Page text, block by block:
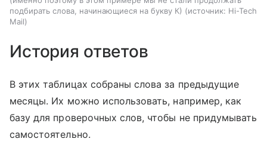
подбирать слова, начинающиеся на букву К)
источник: Hi-Tech
Mail
История ответов
В этих таблицах собраны слова за предыдущие
месяцы. Их можно использовать, например, как
базу для проверочных слов, чтобы не придумывать
самостоятельно.